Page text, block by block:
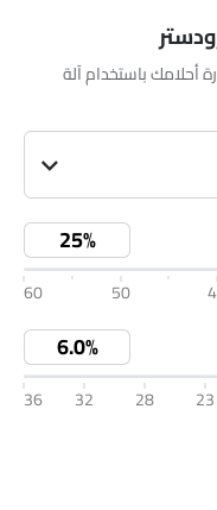
أحلامك باستخدام آلة
50
60
23
28
32
36